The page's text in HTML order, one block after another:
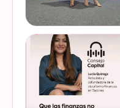
Felices de haber sido
invitadas, por cuarto año
consecutivo, a participar en
la Global Money Week, una
iniciativa que impulsa la
educación f…
VER EN
INSTAGRAM